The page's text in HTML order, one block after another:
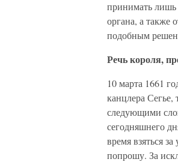
принимать лишь
органа, а также
подобным
Речь короля,
10 марта 1661
канцлера Сегье,
следующими
сегодняшнего
время взяться
попрошу. За